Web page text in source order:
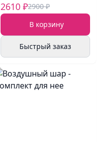
2610 ₽2900 ₽
В корзину
Быстрый заказ